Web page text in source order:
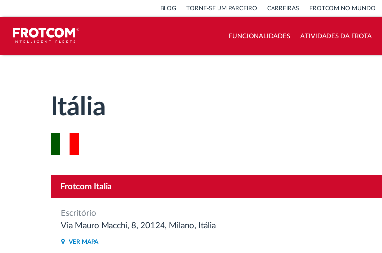
BLOG TORNE-SE UM PARCEIRO CARREIRAS FROTCOM NO MUNDO
FUNCIONALIDADES ATIVIDADES DA FROTA
Análise do estilo de condução
Monitorização dos tempos de
Gestão de tarefas
Itália
Frotcom Italia
Escritório
Via Mauro Macchi, 8, 20124, Milano, Itália
VER MAPA